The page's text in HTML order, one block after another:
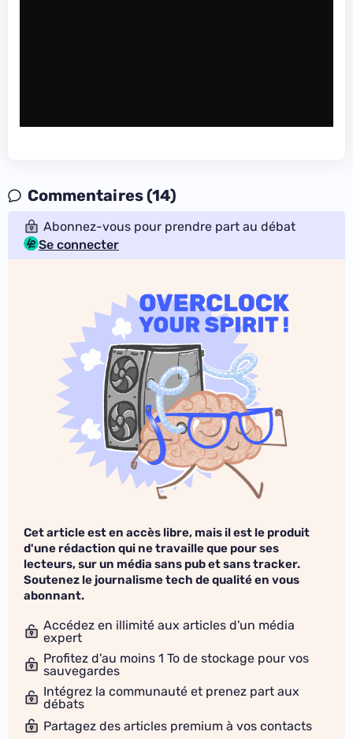
Commentaires (14)
Abonnez-vous pour prendre part au débat
Se connecter
Cet article est en accès libre, mais il est le produit
d'une rédaction qui ne travaille que pour ses
lecteurs, sur un média sans pub et sans tracker.
Soutenez le journalisme tech de qualité en vous
abonnant.
Accédez en illimité aux articles d'un média
expert
Profitez d'au moins 1 To de stockage pour vos
sauvegardes
Intégrez la communauté et prenez part aux
débats
Partagez des articles premium à vos contacts